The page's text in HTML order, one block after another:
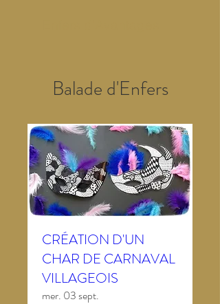
Balade d'Enfers
CRÉATION D'UN
CHAR DE CARNAVAL
VILLAGEOIS
mer. 03 sept.